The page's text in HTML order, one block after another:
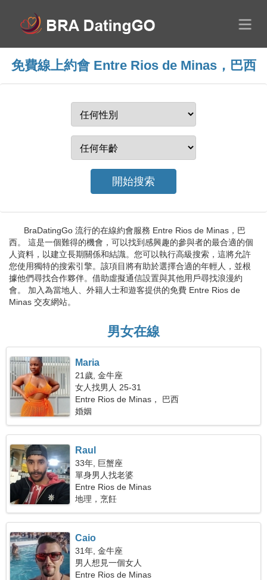
免費線上約會 Entre Rios de Minas，巴西
BraDatingGo 流行的在線約會服務 Entre Rios de Minas，巴
西。 這是一個難得的機會，可以找到感興趣的參與者的最合適的個
人資料，以建立長期關係和結識。您可以執行高級搜索，這將允許
您使用獨特的搜索引擎。該項目將有助於選擇合適的年輕人，並根
據他們尋找合作夥伴。借助虛擬通信設置與其他用戶尋找浪漫約
會。 加入為當地人、外籍人士和遊客提供的免費 Entre Rios de
Minas 交友網站。
男女在線
Maria
21歲, 金牛座
女人找男人 25-31
Entre Rios de Minas， 巴西
婚姻
Raul
33年, 巨蟹座
單身男人找老婆
Entre Rios de Minas
地理，烹飪
Caio
31年, 金牛座
男人想見一個女人
Entre Rios de Minas